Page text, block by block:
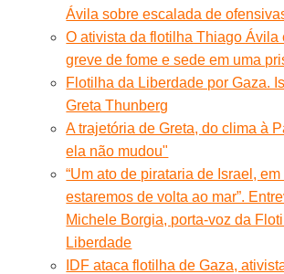
Ávila sobre escalada de
O ativista da flotilha Thiago Ávila
greve de fome e sede em uma
Flotilha da Liberdade por Gaza.
Greta Thunberg
A trajetória de Greta, do clima à
ela não mudou"
“Um ato de pirataria de Israel,
estaremos de volta ao mar”.
Michele Borgia, porta-voz da
Liberdade
IDF ataca flotilha de Gaza,